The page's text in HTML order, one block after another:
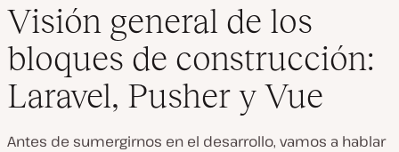
Visión general de los
bloques de construcción:
Laravel, Pusher y Vue
Antes de sumergirnos en el desarrollo, vamos a hablar